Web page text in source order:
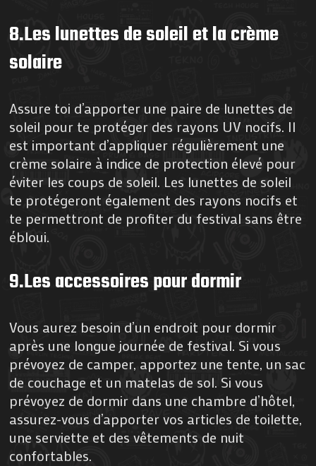
8.Les lunettes de soleil et la crème
solaire
Assure toi d’apporter une paire de lunettes de
soleil pour te protéger des rayons UV nocifs. Il
est important d’appliquer régulièrement une
crème solaire à indice de protection élevé pour
éviter les coups de soleil. Les lunettes de soleil
te protégeront également des rayons nocifs et
te permettront de profiter du festival sans être
ébloui.
9.Les accessoires pour dormir
Vous aurez besoin d’un endroit pour dormir
après une longue journée de festival. Si vous
prévoyez de camper, apportez une tente, un sac
de couchage et un matelas de sol. Si vous
prévoyez de dormir dans une chambre d’hôtel,
assurez-vous d’apporter vos articles de toilette,
une serviette et des vêtements de nuit
confortables.